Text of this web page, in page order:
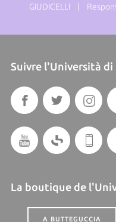
GIUDICELLI |
Suivre l'Università di
La boutique de
A BUTTEGUCCIA